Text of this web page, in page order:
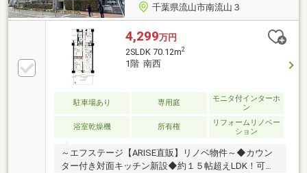
千葉県流山市南流山３
4,299万円
2SLDK 70.12m2
1階 南西
駐車場あり 専用庭
モニタ付インターホ
ン
浴室乾燥機 所有権
リフォームリノベー
ション
～エフステージ【ARISE直販】リノベ物件～◆カウン
ター付き対面キッチン新設◆約１５帖超えLDK！可動